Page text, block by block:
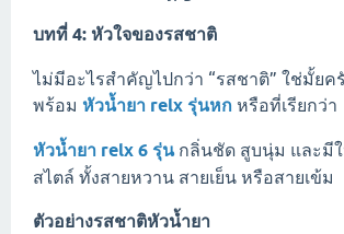
บทที่ 4: หัวใจของรสชาติ
ไม่มีอะไรสำคัญไปกว่า “รสชาติ” ใช่มั้ยค
พร้อม หัวน้ำยา relx รุ่นหก หรือที่เรียกว่า
หัวน้ำยา relx 6 รุ่นกลิ่นชัด สูบนุ่ม และมีใ
สไตล์ ทั้งสายหวาน สายเย็น หรือสายเข้ม
ตัวอย่างรสชาติหัวน้ำยา